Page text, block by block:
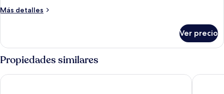
a
Más detalles
Más
económica,
balcón,
vista
la
Ver precio
Propiedades similares
FMMM1 Cherish